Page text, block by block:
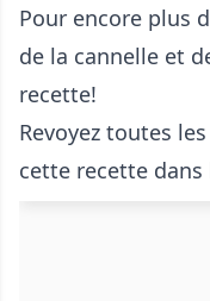
Pour encore plus
de la cannelle et
recette!
Revoyez toutes
cette recette dans